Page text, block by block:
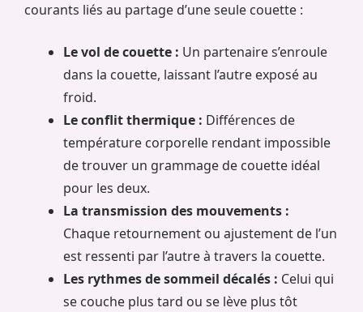
courants liés au partage d’une seule couette :
Le vol de couette : Un partenaire s’enroule
dans la couette, laissant l’autre exposé au
froid.
Le conflit thermique : Différences de
température corporelle rendant impossible
de trouver un grammage de couette idéal
pour les deux.
La transmission des mouvements :
Chaque retournement ou ajustement de l’un
est ressenti par l’autre à travers la couette.
Les rythmes de sommeil décalés : Celui qui
se couche plus tard ou se lève plus tôt